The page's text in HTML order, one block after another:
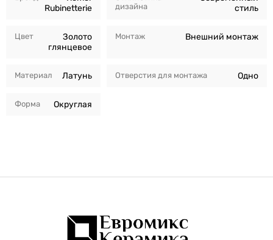
Rubinetterie
Цвет
Золото
глянцевое
Материал Латунь
Форма Округлая
дизайна
стиль
Монтаж Внешний монтаж
Отверстия для монтажа Одно